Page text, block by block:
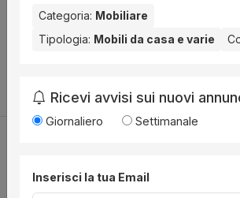
risultato per la Provincia selezionata:
Prova a modificare i parametri di ricerca:
Categoria: Mobiliare
Tipologia: Mobili da casa e varie
Ricevi avvisi sui nuovi
Giornaliero Settimanale
Inserisci la tua Email